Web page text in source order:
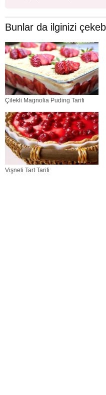
Bunlar da ilginizi
Çilekli Magnolia Puding Tarifi
Vişneli Tart Tarifi